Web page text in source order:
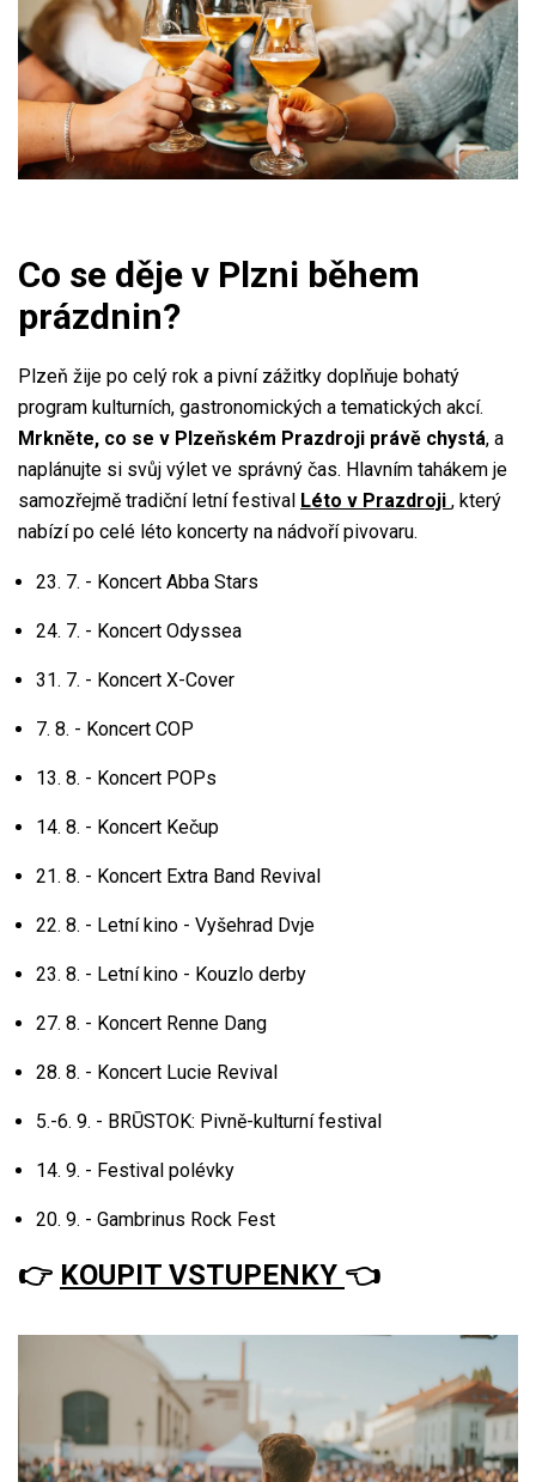
Co se děje v Plzni během
prázdnin?
Plzeň žije po celý rok a pivní zážitky doplňuje bohatý
program kulturních, gastronomických a tematických akcí.
Mrkněte, co se v Plzeňském Prazdroji právě chystá, a
naplánujte si svůj výlet ve správný čas. Hlavním tahákem je
samozřejmě tradiční letní festival Léto v Prazdroji , který
nabízí po celé léto koncerty na nádvoří pivovaru.
23. 7. - Koncert Abba Stars
24. 7. - Koncert Odyssea
31. 7. - Koncert X-Cover
7. 8. - Koncert COP
13. 8. - Koncert POPs
14. 8. - Koncert Kečup
21. 8. - Koncert Extra Band Revival
22. 8. - Letní kino - Vyšehrad Dvje
23. 8. - Letní kino - Kouzlo derby
27. 8. - Koncert Renne Dang
28. 8. - Koncert Lucie Revival
5.-6. 9. - BRŪSTOK: Pivně-kulturní festival
14. 9. - Festival polévky
20. 9. - Gambrinus Rock Fest
👉 KOUPIT VSTUPENKY 👈